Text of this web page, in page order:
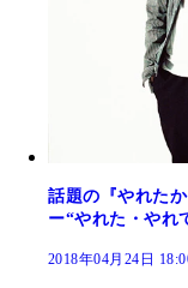
話題の『やれた
ー“やれた・やれ
2018年04月24日